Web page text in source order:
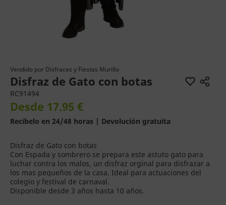
Vendido por Disfraces y Fiestas Murillo
Disfraz de Gato con botas
RC91494
Desde 17.95 €
Recíbelo en 24/48 horas | Devolución gratuita
Disfraz de Gato con botas
Con Espada y sombrero se prepara este astuto gato para
luchar contra los malos, un disfraz orginal para disfrazar a
los mas pequeños de la casa. Ideal para actuaciones del
colegio y festival de carnaval.
Disponible desde 3 años hasta 10 años.